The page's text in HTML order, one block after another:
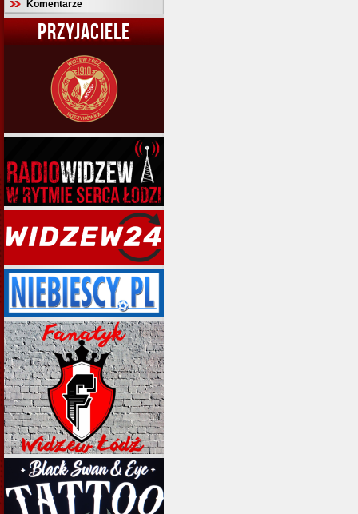
Komentarze
PRZYJACIELE